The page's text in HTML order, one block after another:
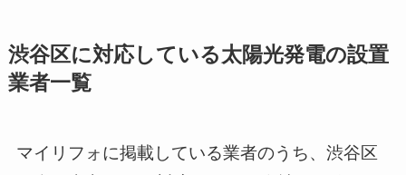
渋谷区に対応している太陽光発電の設置
業者一覧
マイリフォに掲載している業者のうち、渋谷区